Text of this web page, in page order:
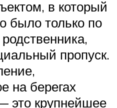
в который
было только по
пропуск.
на берегах
это крупнейшее